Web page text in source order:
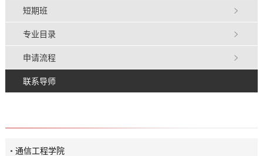
短期班
专业目录
申请流程
联系导师
通信工程学院